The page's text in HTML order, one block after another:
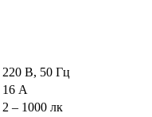
220 В, 50 Гц
16 А
2 – 1000 лк